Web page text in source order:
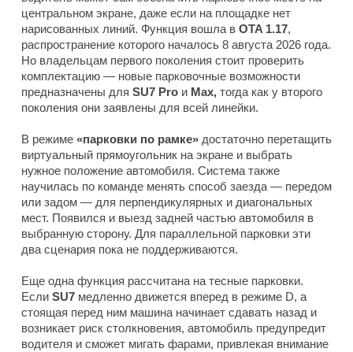
центральном экране, даже если на площадке нет
нарисованных линий. Функция вошла в OTA 1.17,
распространение которого началось 8 августа 2026 года.
Но владельцам первого поколения стоит проверить
комплектацию — новые парковочные возможности
предназначены для SU7 Pro и Max, тогда как у второго
поколения они заявлены для всей линейки.
В режиме «парковки по рамке» достаточно перетащить
виртуальный прямоугольник на экране и выбрать
нужное положение автомобиля. Система также
научилась по команде менять способ заезда — передом
или задом — для перпендикулярных и диагональных
мест. Появился и выезд задней частью автомобиля в
выбранную сторону. Для параллельной парковки эти
два сценария пока не поддерживаются.
Еще одна функция рассчитана на тесные парковки.
Если SU7 медленно движется вперед в режиме D, а
стоящая перед ним машина начинает сдавать назад и
возникает риск столкновения, автомобиль предупредит
водителя и сможет мигать фарами, привлекая внимание